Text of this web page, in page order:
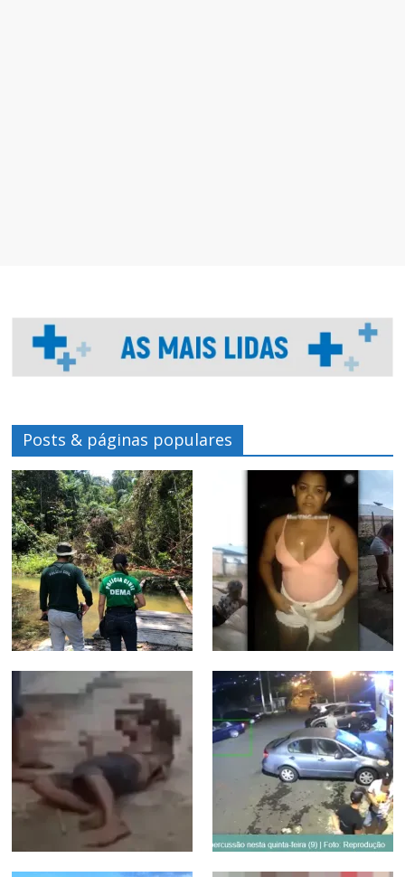
Posts & páginas populares